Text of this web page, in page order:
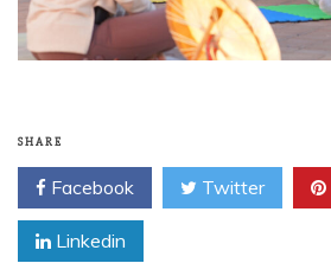
SHARE
Facebook Twitter
Linkedin